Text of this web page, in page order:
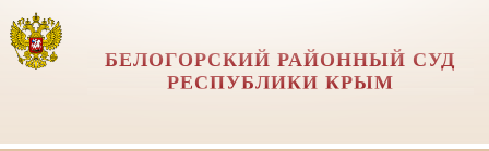
БЕЛОГОРСКИЙ РАЙОННЫЙ СУД
РЕСПУБЛИКИ КРЫМ